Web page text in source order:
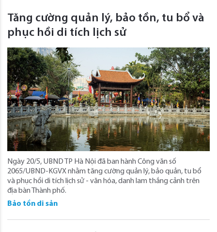
Tăng cường quản lý, bảo tồn, tu bổ và
phục hồi di tích lịch sử
Ngày 20/5, UBND TP Hà Nội đã ban hành Công văn số
2065/UBND-KGVX nhằm tăng cường quản lý, bảo quản, tu bổ
và phục hồi di tích lịch sử - văn hóa, danh lam thắng cảnh trên
địa bàn Thành phố.
Bảo tồn di sản